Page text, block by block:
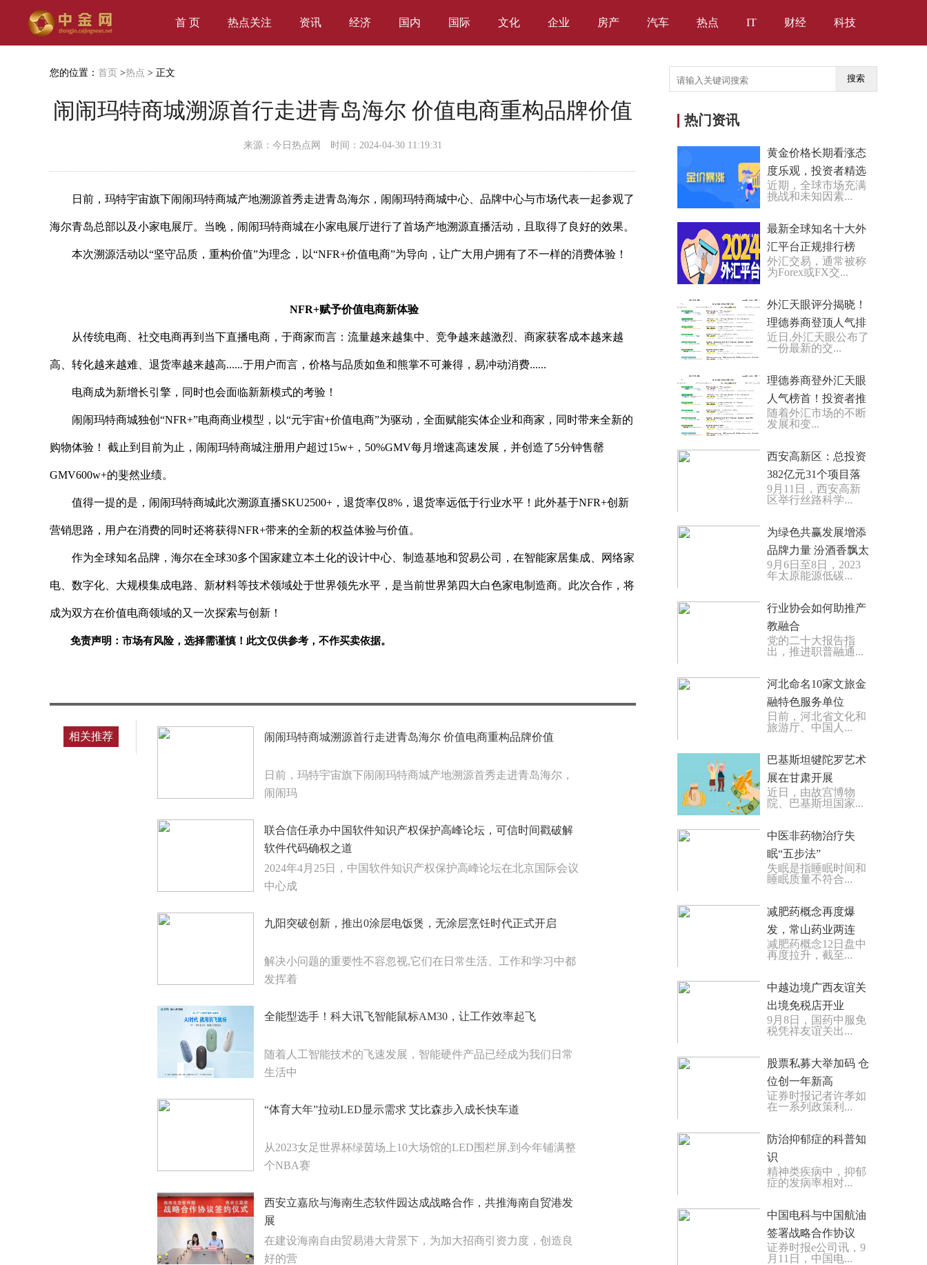
首 页 热点关注 资讯 经济 国内 国际 文化 企业 房产 汽车 热点 IT 财经 科技
您的位置： 首页 >热点 > 正文
闹闹玛特商城溯源首行走进青岛海尔 价值电商重构品牌价值
来源：今日热点网 时间：2024-04-30 11:19:31
日前，玛特宇宙旗下闹闹玛特商城产地溯源首秀走进青岛海尔，闹闹玛特商城中心、品牌中心与市场代表一起参观了
海尔青岛总部以及小家电展厅。当晚，闹闹玛特商城在小家电展厅进行了首场产地溯源直播活动，且取得了良好的效果。
本次溯源活动以“坚守品质，重构价值”为理念，以“NFR+价值电商”为导向，让广大用户拥有了不一样的消费体验！
NFR+赋予价值电商新体验
从传统电商、社交电商再到当下直播电商，于商家而言：流量越来越集中、竞争越来越激烈、商家获客成本越来越
高、转化越来越难、退货率越来越高......于用户而言，价格与品质如鱼和熊掌不可兼得，易冲动消费......
电商成为新增长引擎，同时也会面临新新模式的考验！
闹闹玛特商城独创“NFR+”电商商业模型，以“元宇宙+价值电商”为驱动，全面赋能实体企业和商家，同时带来全新的
购物体验！ 截止到目前为止，闹闹玛特商城注册用户超过15w+，50%GMV每月增速高速发展，并创造了5分钟售罄
GMV600w+的斐然业绩。
值得一提的是，闹闹玛特商城此次溯源直播SKU2500+，退货率仅8%，退货率远低于行业水平！此外基于NFR+创新
营销思路，用户在消费的同时还将获得NFR+带来的全新的权益体验与价值。
作为全球知名品牌，海尔在全球30多个国家建立本土化的设计中心、制造基地和贸易公司，在智能家居集成、网络家
电、数字化、大规模集成电路、新材料等技术领域处于世界领先水平，是当前世界第四大白色家电制造商。此次合作，将
成为双方在价值电商领域的又一次探索与创新！
免责声明：市场有风险，选择需谨慎！此文仅供参考，不作买卖依据。
相关推荐 闹闹玛特商城溯源首行走进青岛海尔 价值电商重构品牌价值
日前，玛特宇宙旗下闹闹玛特商城产地溯源首秀走进青岛海尔，
闹闹玛
联合信任承办中国软件知识产权保护高峰论坛，可信时间戳破解
软件代码确权之道
2024年4月25日，中国软件知识产权保护高峰论坛在北京国际会议
中心成
九阳突破创新，推出0涂层电饭煲，无涂层烹饪时代正式开启
解决小问题的重要性不容忽视,它们在日常生活、工作和学习中都
发挥着
全能型选手！科大讯飞智能鼠标AM30，让工作效率起飞
随着人工智能技术的飞速发展，智能硬件产品已经成为我们日常
生活中
“体育大年”拉动LED显示需求 艾比森步入成长快车道
从2023女足世界杯绿茵场上10大场馆的LED围栏屏,到今年铺满整
个NBA赛
西安立嘉欣与海南生态软件园达成战略合作，共推海南自贸港发
展
在建设海南自由贸易港大背景下，为加大招商引资力度，创造良
好的营
搜索
热门资讯
黄金价格长期看涨态
度乐观，投资者精选
现货黄金捕捉投资机
近期，全球市场充满
挑战和未知因素...
最新全球知名十大外
汇平台正规排行榜
（2024合集）
外汇交易，通常被称
为Forex或FX交...
外汇天眼评分揭晓！
理德券商登顶人气排
行榜第一
近日,外汇天眼公布了
一份最新的交...
理德券商登外汇天眼
人气榜首！投资者推
崇其专业服务
随着外汇市场的不断
发展和变...
西安高新区：总投资
382亿元31个项目落
地丝路科学城
9月11日，西安高新
区举行丝路科学...
为绿色共赢发展增添
品牌力量 汾酒香飘太
原能源低碳发展论坛
9月6日至8日，2023
年太原能源低碳...
行业协会如何助推产
教融合
党的二十大报告指
出，推进职普融通...
河北命名10家文旅金
融特色服务单位
日前，河北省文化和
旅游厅、中国人...
巴基斯坦犍陀罗艺术
展在甘肃开展
近日，由故宫博物
院、巴基斯坦国家...
中医非药物治疗失
眠“五步法”
失眠是指睡眠时间和
睡眠质量不符合...
减肥药概念再度爆
发，常山药业两连
板，翰宇药业等大涨
减肥药概念12日盘中
再度拉升，截至...
中越边境广西友谊关
出境免税店开业
9月8日，国药中服免
税凭祥友谊关出...
股票私募大举加码 仓
位创一年新高
证券时报记者许孝如
在一系列政策利...
防治抑郁症的科普知
识
精神类疾病中，抑郁
症的发病率相对...
中国电科与中国航油
签署战略合作协议
证券时报e公司讯，9
月11日，中国电...